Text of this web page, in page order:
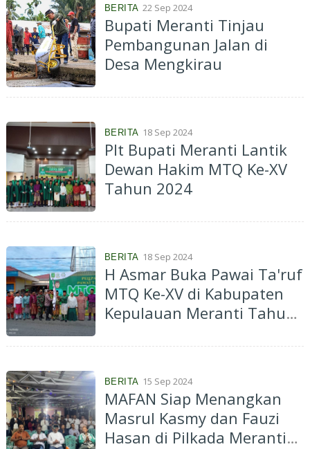
BERITA 22 Sep 2024
Bupati Meranti Tinjau
Pembangunan Jalan di
Desa Mengkirau
BERITA 18 Sep 2024
Plt Bupati Meranti Lantik
Dewan Hakim MTQ Ke-XV
Tahun 2024
BERITA 18 Sep 2024
H Asmar Buka Pawai Ta'ruf
MTQ Ke-XV di Kabupaten
Kepulauan Meranti Tahun
BERITA 15 Sep 2024
MAFAN Siap Menangkan
Masrul Kasmy dan Fauzi
Hasan di Pilkada Meranti